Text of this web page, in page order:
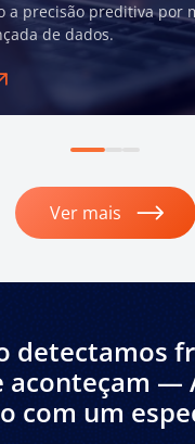
a precisão preditiva por
de dados.
Ver mais
detectamos
aconteçam —
com um